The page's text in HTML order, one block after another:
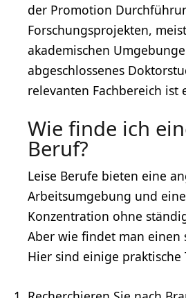
der Promotion
Forschungsprojekten,
akademischen
abgeschlossenes
relevanten Fachbereich ist
Wie finde ich
Beruf?
Leise Berufe bieten eine
Arbeitsumgebung und
Konzentration ohne
Aber wie findet man einen
Hier sind einige praktische